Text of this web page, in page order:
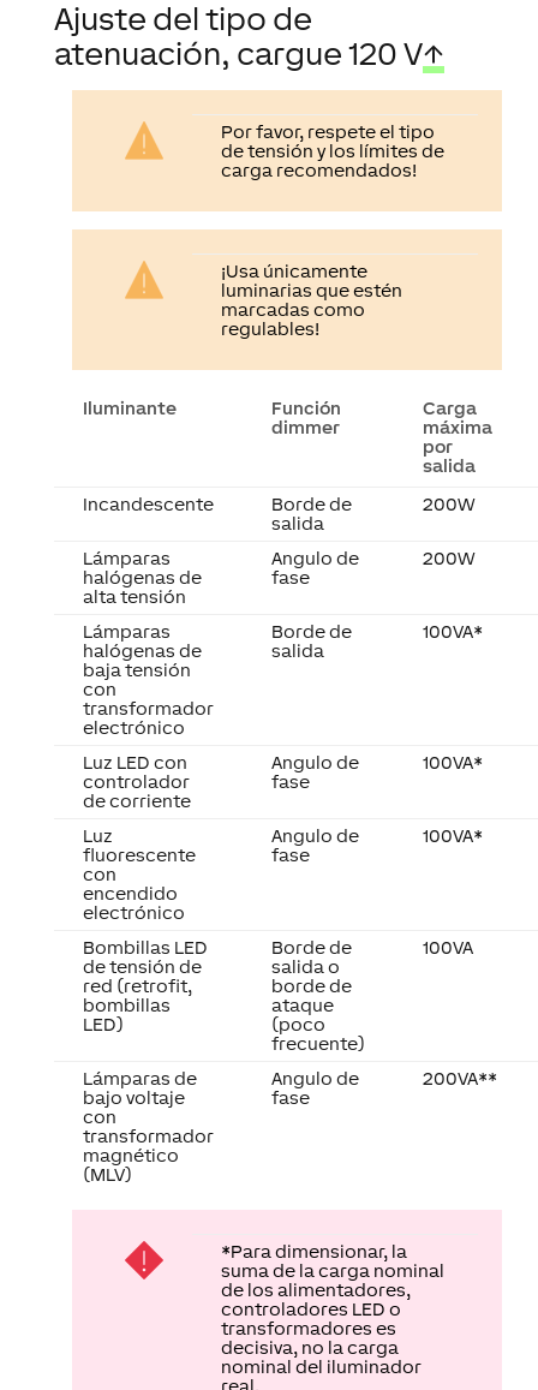
atenuación, cargue 120 V
de tensión y los límites de
carga recomendados!
luminarias que estén
marcadas como
regulables!
dimmer
por
salida
salida
200W
halógenas de
alta tensión
Angulo de
Lámparas
halógenas de
baja tensión
con
transformador
electrónico
salida
Luz LED con
de corriente
Luz
con
encendido
electrónico
Bombillas LED
de tensión de
red (retrofit,
bombillas
LED)
salida o
borde de
ataque
(poco
frecuente)
bajo voltaje
con
transformador
magnético
(MLV)
Angulo de
suma de la carga nominal
de los alimentadores,
controladores LED o
transformadores es
decisiva, no la carga
nominal del iluminador
real.